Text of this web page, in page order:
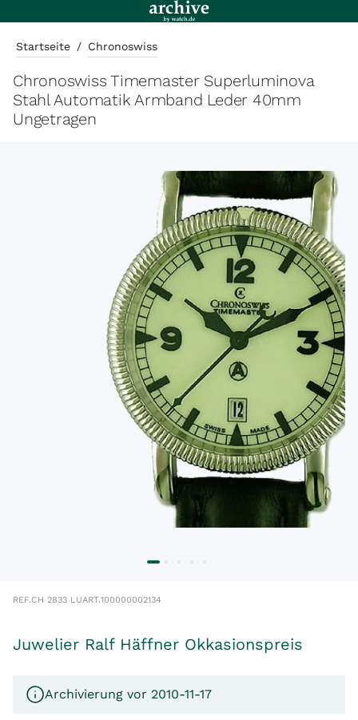
Startseite / Chronoswiss
Chronoswiss Timemaster Superluminova
Stahl Automatik Armband Leder 40mm
Ungetragen
REF.CH 2833 LUART.100000002134
Juwelier Ralf Häffner Okkasionspreis
Archivierung vor 2010-11-17